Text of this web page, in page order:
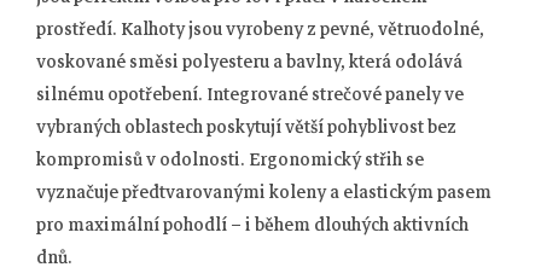
prostředí. Kalhoty jsou vyrobeny z pevné, větruodolné,
voskované směsi polyesteru a bavlny, která odolává
silnému opotřebení. Integrované strečové panely ve
vybraných oblastech poskytují větší pohyblivost bez
kompromisů v odolnosti. Ergonomický střih se
vyznačuje předtvarovanými koleny a elastickým pasem
pro maximální pohodlí – i během dlouhých aktivních
dnů.